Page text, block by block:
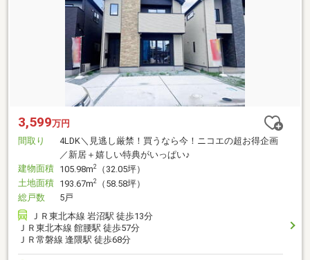
3,599万円
間取り
4LDK＼見逃し厳禁！買うなら今！ニコエの超お得企画
／新居＋嬉しい特典がいっぱい♪
建物面積 105.98m2
（32.05坪）
土地面積 193.67m2
（58.58坪）
総戸数
5戸
ＪＲ東北本線 岩沼駅 徒歩13分
ＪＲ東北本線 館腰駅 徒歩57分
ＪＲ常磐線 逢隈駅 徒歩68分